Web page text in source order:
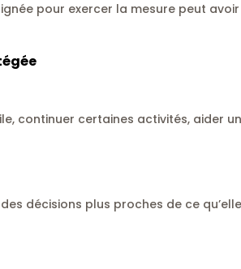
pour exercer la mesure peut
continuer certaines activités, aider
décisions plus proches de ce